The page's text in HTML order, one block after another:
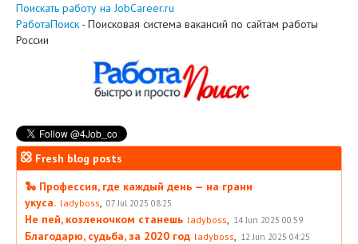
Поискать работу на JobCareer.ru
РаботаПоиск - Поисковая система вакансий по сайтам работы
России
Fresh blog posts
🐍 Профессия, где каждый день — на грани
укуса. ladyboss 07 Jul 2025 08:25
Не пей, козленочком станешь ladyboss 14 Jun 2025 00:59
Благодарю, судьба, за 2020 год ladyboss 12 Jun 2025 04:25